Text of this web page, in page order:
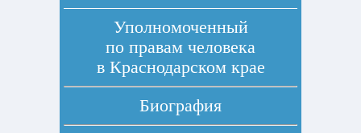
Уполномоченный
по правам человека
в Краснодарском крае
Биография